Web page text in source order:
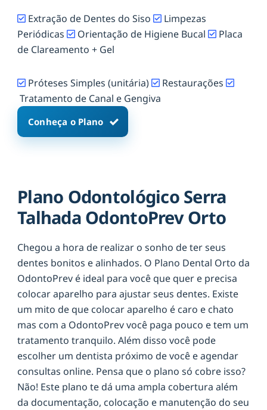
Extração de Dentes do Siso
Limpezas
Periódicas
Orientação de Higiene Bucal
Placa
de Clareamento + Gel
Próteses Simples (unitária)
Restaurações
Tratamento de Canal e Gengiva
Conheça o Plano
Plano Odontológico Serra
Talhada OdontoPrev Orto
Chegou a hora de realizar o sonho de ter seus
dentes bonitos e alinhados. O Plano Dental Orto da
OdontoPrev é ideal para você que quer e precisa
colocar aparelho para ajustar seus dentes. Existe
um mito de que colocar aparelho é caro e chato
mas com a OdontoPrev você paga pouco e tem um
tratamento tranquilo. Além disso você pode
escolher um dentista próximo de você e agendar
consultas online. Pensa que o plano só cobre isso?
Não! Este plano te dá uma ampla cobertura além
da documentação, colocação e manutenção do seu